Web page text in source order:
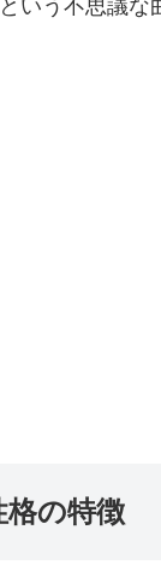
いう不思議な
格の特徴